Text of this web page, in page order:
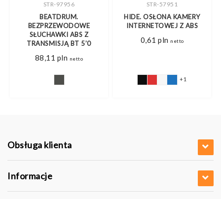
STR-97956
BEATDRUM.
BEZPRZEWODOWE
SŁUCHAWKI ABS Z
TRANSMISJĄ BT 5’0
88,11 pln netto
STR-57951
HIDE. OSŁONA KAMERY
INTERNETOWEJ Z ABS
0,61 pln netto
+1
Obsługa klienta
Informacje